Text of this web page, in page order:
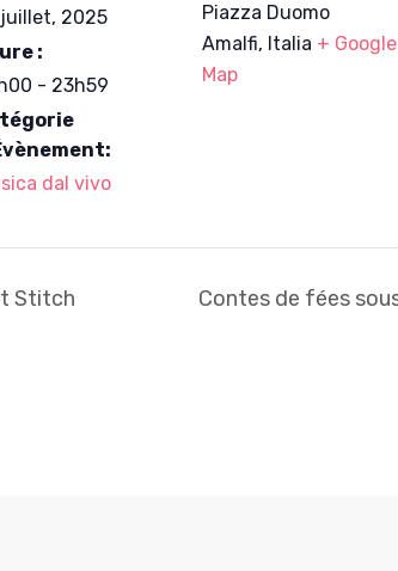
2025
:
- 23h59
dal vivo
Piazza Duomo
Amalfi, Italia + Google
Map
Stitch Contes de fées